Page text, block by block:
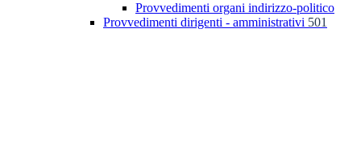
Provvedimenti organi indirizzo-politico
Provvedimenti dirigenti - amministrativi 501